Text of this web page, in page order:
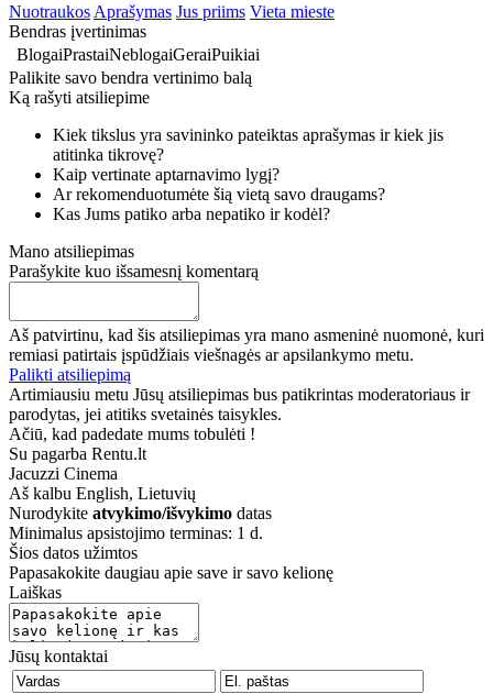
NuotraukosAprašymas Jus priims Vieta mieste
Bendras įvertinimas
BlogaiPrastaiNeblogaiGeraiPuikiai
Palikite savo bendra vertinimo balą
Ką rašyti atsiliepime
Kiek tikslus yra savininko pateiktas aprašymas ir kiek jis
atitinka tikrovę?
Kaip vertinate aptarnavimo lygį?
Ar rekomenduotumėte šią vietą savo draugams?
Kas Jums patiko arba nepatiko ir kodėl?
Mano atsiliepimas
Parašykite kuo išsamesnį komentarą
Aš patvirtinu, kad šis atsiliepimas yra mano asmeninė nuomonė, kuri
remiasi patirtais įspūdžiais viešnagės ar apsilankymo metu.
Palikti atsiliepimą
Artimiausiu metu Jūsų atsiliepimas bus patikrintas moderatoriaus ir
parodytas, jei atitiks svetainės taisykles.
Ačiū, kad padedate mums tobulėti !
Su pagarba Rentu.lt
Jacuzzi Cinema
Aš kalbu English, Lietuvių
Nurodykite atvykimo/išvykimo datas
Minimalus apsistojimo terminas: 1 d.
Šios datos užimtos
Papasakokite daugiau apie save ir savo kelionę
Laiškas
Jūsų kontaktai